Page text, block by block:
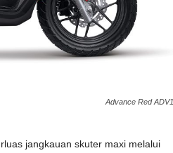
Advance Red
jangkauan skuter maxi melalui